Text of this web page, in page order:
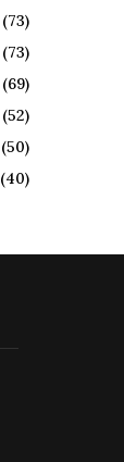
(73)
(73)
(69)
(52)
(50)
(40)